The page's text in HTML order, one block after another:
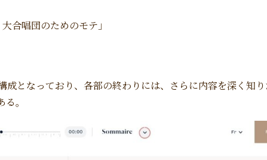
合唱団のためのモテ」
成となっており、各部の終わりには、さらに内容を深く知
。